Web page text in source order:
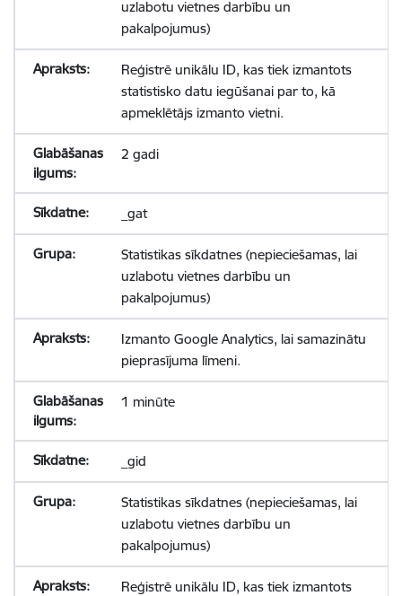
uzlabotu vietnes darbību un
pakalpojumus)
Reģistrē unikālu ID, kas tiek izmantots
statistisko datu iegūšanai par to, kā
apmeklētājs izmanto vietni.
2 gadi
_gat
Statistikas sīkdatnes (nepieciešamas, lai
uzlabotu vietnes darbību un
pakalpojumus)
Izmanto Google Analytics, lai samazinātu
pieprasījuma līmeni.
1 minūte
_gid
Statistikas sīkdatnes (nepieciešamas, lai
uzlabotu vietnes darbību un
pakalpojumus)
Reģistrē unikālu ID, kas tiek izmantots